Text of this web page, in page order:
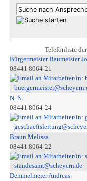
Telefonliste
Bürgermeister Baumeister
08441 8064-21
N. N.
08441 8064-24
Braun Melissa
08441 8064-22
standesamt@scheyern.de
Demmelmeier Andreas